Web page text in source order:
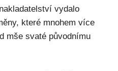
vydalo
které mnohem více
mše svaté původnímu